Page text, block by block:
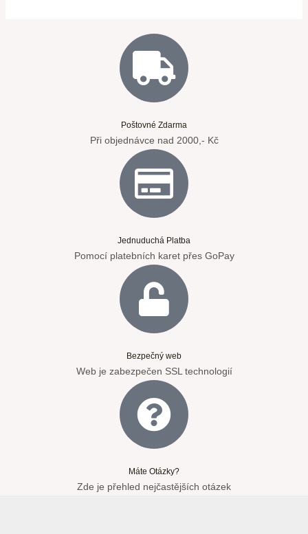
Poštovné Zdarma
Při objednávce nad 2000,- Kč
Jednuduchá Platba
Pomocí platebních karet přes GoPay
Bezpečný web
Web je zabezpečen SSL technologií
Máte Otázky?
Zde je přehled nejčastějších otázek